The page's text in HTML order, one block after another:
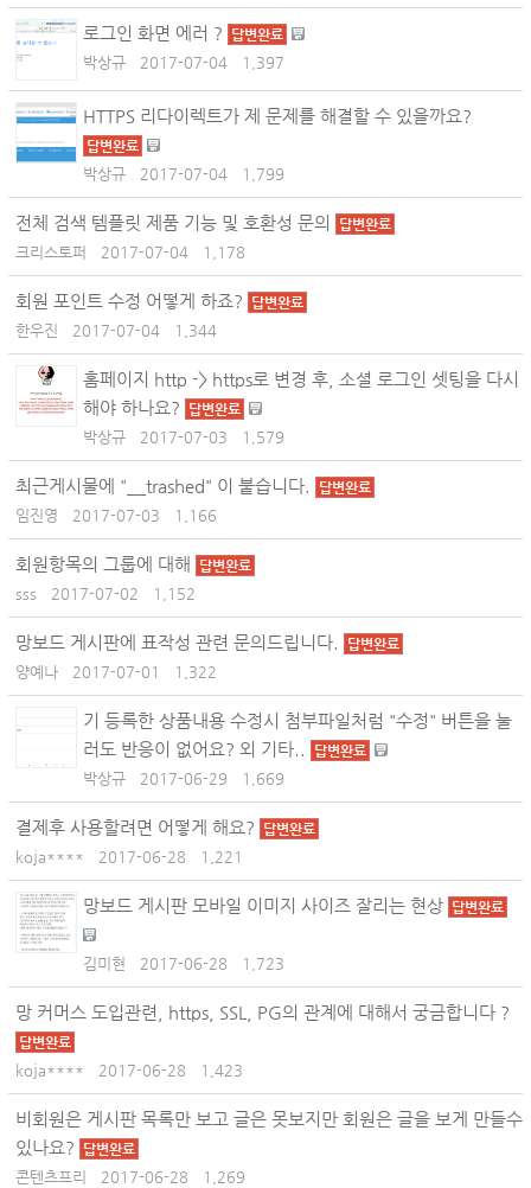
로그인 화면 에러 ? 답변완료
박상규 2017-07-04 1,397
HTTPS 리다이렉트가 제 문제를 해결할 수 있을까요?
답변완료
박상규 2017-07-04 1,799
전체 검색 템플릿 제품 기능 및 호환성 문의 답변완료
크리스토퍼 2017-07-04 1,178
회원 포인트 수정 어떻게 하죠? 답변완료
한우진 2017-07-04 1,344
홈페이지 http -> https로 변경 후, 소셜 로그인 셋팅을 다시
해야 하나요?
답변완료
박상규 2017-07-03 1,579
최근게시물에 "__trashed" 이 붙습니다. 답변완료
임진영 2017-07-03 1,166
회원항목의 그룹에 대해 답변완료
sss 2017-07-02 1,152
망보드 게시판에 표작성 관련 문의드립니다. 답변완료
양예나 2017-07-01 1,322
기 등록한 상품내용 수정시 첨부파일처럼 "수정" 버튼을 눌
러도 반응이 없어요? 외 기타..
답변완료
박상규 2017-06-29 1,669
결제후 사용할려면 어떻게 해요? 답변완료
koja**** 2017-06-28 1,221
망보드 게시판 모바일 이미지 사이즈 잘리는 현상 답변완료
김미현 2017-06-28 1,723
망 커머스 도입관련, https, SSL, PG의 관계에 대해서 궁금합니다 ?
답변완료
koja**** 2017-06-28 1,423
비회원은 게시판 목록만 보고 글은 못보지만 회원은 글을 보게 만들수
있나요?
답변완료
콘텐츠프리 2017-06-28 1,269